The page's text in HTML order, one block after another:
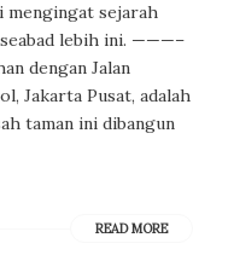
sejarah
lebih ini. ———–
dengan Jalan
Jakarta Pusat, adalah
taman ini dibangun
READ MORE